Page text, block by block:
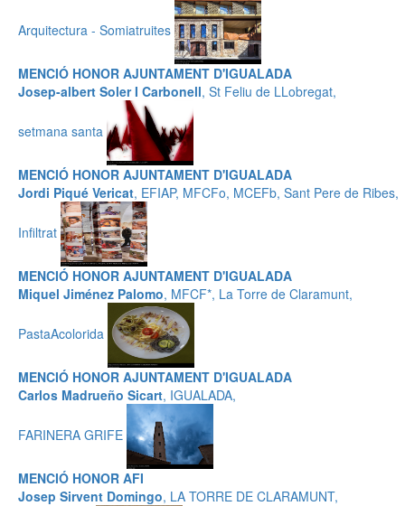
Arquitectura - Somiatruites
MENCIÓ HONOR AJUNTAMENT D'IGUALADA
Josep-albert Soler I Carbonell, St Feliu de LLobregat,
setmana santa
MENCIÓ HONOR AJUNTAMENT D'IGUALADA
Jordi Piqué Vericat, EFIAP, MFCFo, MCEFb, Sant Pere de Ribes,
Infiltrat
MENCIÓ HONOR AJUNTAMENT D'IGUALADA
Miquel Jiménez Palomo, MFCF*, La Torre de Claramunt,
PastaAcolorida
MENCIÓ HONOR AJUNTAMENT D'IGUALADA
Carlos Madrueño Sicart, IGUALADA,
FARINERA GRIFE
MENCIÓ HONOR AFI
Josep Sirvent Domingo, LA TORRE DE CLARAMUNT,